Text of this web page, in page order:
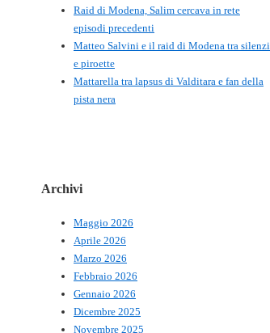
Raid di Modena, Salim cercava in rete
episodi precedenti
Matteo Salvini e il raid di Modena tra silenzi
e piroette
Mattarella tra lapsus di Valditara e fan della
pista nera
Archivi
Maggio 2026
Aprile 2026
Marzo 2026
Febbraio 2026
Gennaio 2026
Dicembre 2025
Novembre 2025